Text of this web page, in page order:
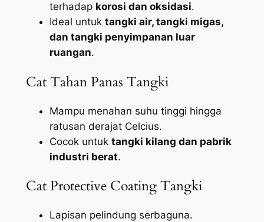
terhadap korosi dan oksidasi.
Ideal untuk tangki air, tangki migas,
dan tangki penyimpanan luar
ruangan.
Cat Tahan Panas Tangki
Mampu menahan suhu tinggi hingga
ratusan derajat Celcius.
Cocok untuk tangki kilang dan pabrik
industri berat.
Cat Protective Coating Tangki
Lapisan pelindung serbaguna.